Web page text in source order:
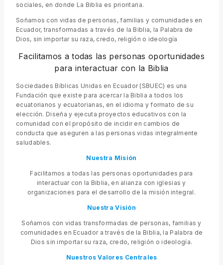
sociales, en donde La Biblia es prioritaria.
Soñamos con vidas de personas, familias y comunidades en
Ecuador, transformadas a través de la Biblia, la Palabra de
Dios, sin importar su raza, credo, religión o ideología
Facilitamos a todas las personas oportunidades
para interactuar con la Biblia
Sociedades Bíblicas Unidas en Ecuador (SBUEC) es una
Fundación que existe para acercar la Biblia a todos los
ecuatorianos y ecuatorianas, en el idioma y formato de su
elección. Diseña y ejecuta proyectos educativos con la
comunidad con el propósito de incidir en cambios de
conducta que aseguren a las personas vidas integralmente
saludables.
Nuestra Misión
Facilitamos a todas las personas oportunidades para
interactuar con la Biblia, en alianza con iglesias y
organizaciones para el desarrollo de la misión integral.
Nuestra Visión
Soñamos con vidas transformadas de personas, familias y
comunidades en Ecuador a través de la Biblia, la Palabra de
Dios sin importar su raza, credo, religión o ideología.
Nuestros Valores Centrales